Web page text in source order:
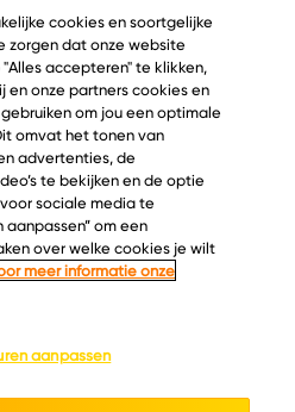
2026 Velder
Informatie
Over ons
Ontdek
Keurmerken
cookies en soortgelijke
zorgen dat onze website
accepteren" te klikken,
en onze partners cookies en
om jou een optimale
omvat het tonen van
advertenties, de
te bekijken en de optie
sociale media te
aanpassen” om een
over welke cookies je wilt
meer informatie onze
aanpassen